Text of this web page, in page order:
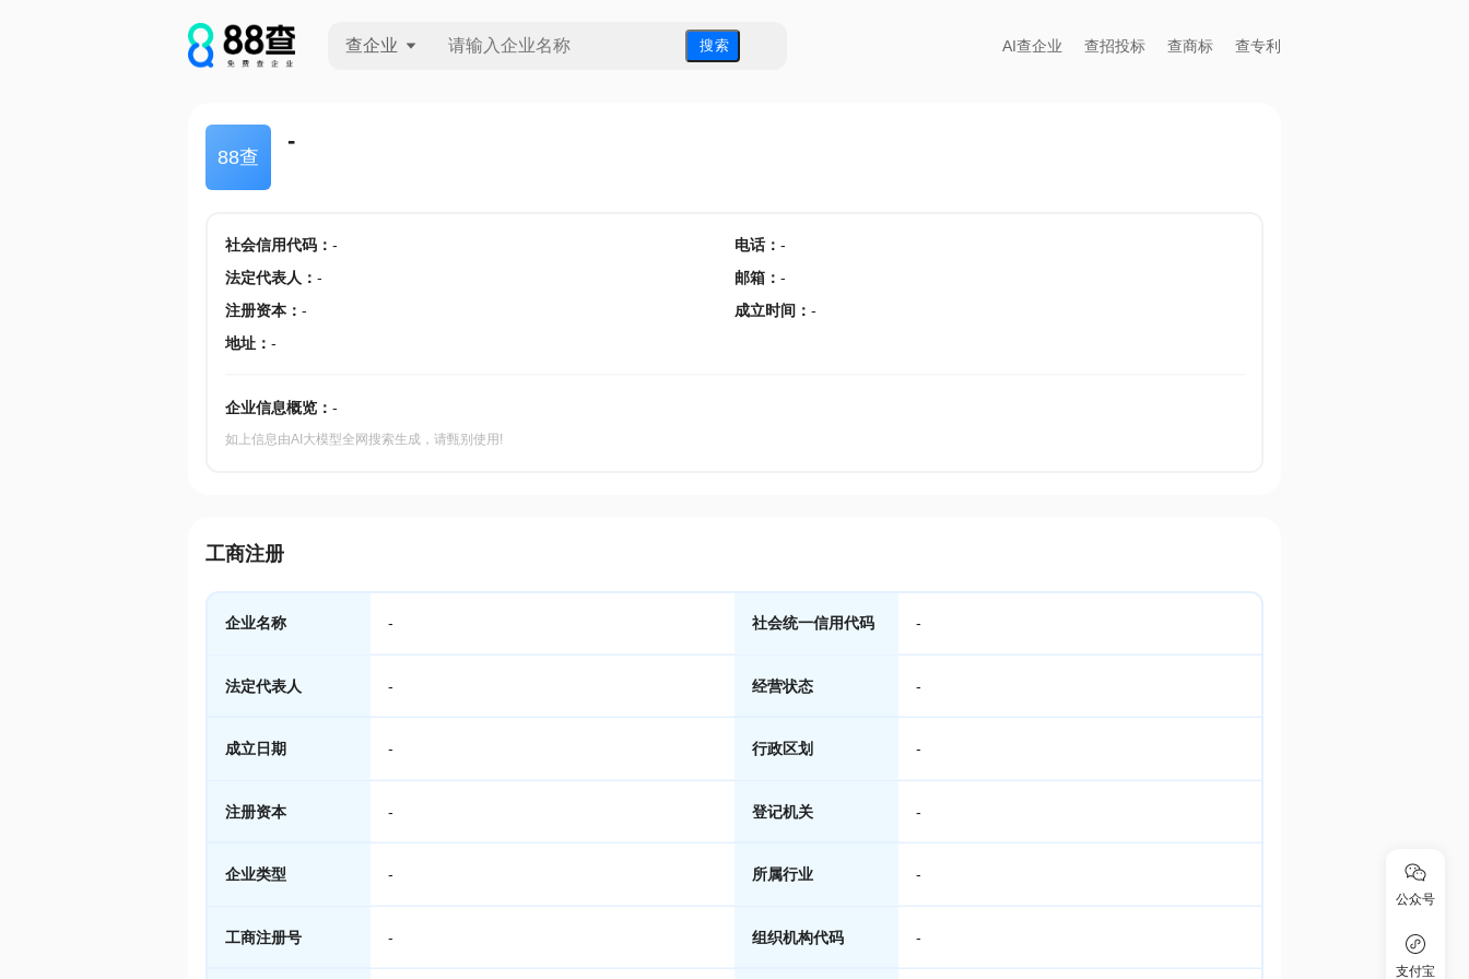
查企业 搜 索 AI查企业 查招投标 查商标 查专利
88查
-
社会信用代码： - 电话： -
法定代表人 ： - 邮箱 ： -
注册资本： - 成立时间 ： -
地址： -
企业信息概览： -
如上信息由AI大模型全网搜索生成，请甄别使用!
工商注册
企业名称 - 社会统一信用代码 -
法定代表人 - 经营状态 -
成立日期 - 行政区划 -
注册资本 - 登记机关 -
企业类型 - 所属行业 -
工商注册号 - 组织机构代码 -
公众号
支付宝